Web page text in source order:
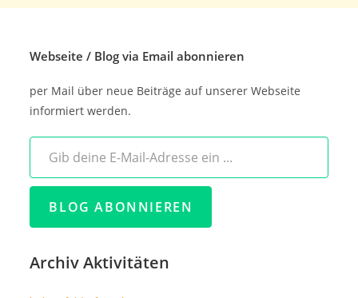
Webseite / Blog via Email abonnieren
per Mail über neue Beiträge auf unserer Webseite
informiert werden.
Gib deine E-Mail-Adresse ein ...
BLOG ABONNIEREN
Archiv Aktivitäten